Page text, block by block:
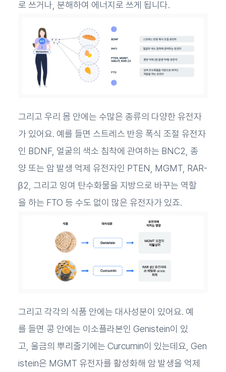
로 쓰거나, 분해하여 에너지로 쓰게 됩니다.
그리고 우리 몸 안에는 수많은 종류의 다양한 유전자
가 있어요. 예를 들면 스트레스 반응 폭식 조절 유전자
인 BDNF, 얼굴의 색소 침착에 관여하는 BNC2, 종
양 또는 암 발생 억제 유전자인 PTEN, MGMT, RAR-
β2, 그리고 잉여 탄수화물을 지방으로 바꾸는 역할
을 하는 FTO 등 수도 없이 많은 유전자가 있죠.
그리고 각각의 식품 안에는 대사성분이 있어요. 예
를 들면 콩 안에는 이소플라본인 Genistein이 있
고, 울금의 뿌리줄기에는 Curcumin이 있는데요, Gen
istein은 MGMT 유전자를 활성화해 암 발생을 억제